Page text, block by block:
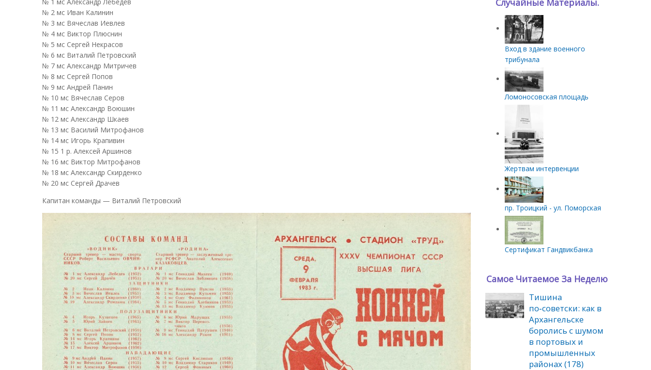
№ 2 мс Иван Калинин
№ 3 мс Вячеслав Иевлев
№ 4 мс Виктор Плюснин
№ 5 мс Сергей Некрасов
№ 6 мс Виталий Петровский
№ 7 мс Александр Митричев
№ 8 мс Сергей Попов
№ 9 мс Андрей Панин
№ 10 мс Вячеслав Серов
№ 11 мс Александр Воюшин
№ 12 мс Александр Шкаев
№ 13 мс Василий Митрофанов
№ 14 мс Игорь Крапивин
№ 15 1 р. Алексей Аршинов
№ 16 мс Виктор Митрофанов
№ 18 мс Александр Скирденко
№ 20 мс Сергей Драчев
Капитан команды — Виталий Петровский
Случайные Материалы.
Вход в здание военного
трибунала
Ломоносовская площадь
Жертвам интервенции
пр. Троицкий - ул. Поморская
Сертификат Гандвикбанка
Самое Читаемое За Неделю
Тишина
по‑советски: как в
Архангельске
боролись с шумом
в портовых и
промышленных
районах (178)